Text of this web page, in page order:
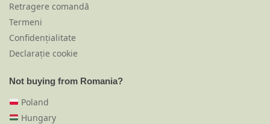
Retragere comandă
Termeni
Confidențialitate
Declarație cookie
Not buying from Romania?
Poland
Hungary